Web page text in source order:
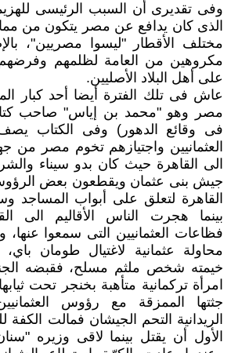
وفى تقديرى أن السبب الرئيسى
الذى كان يدافع عن مصر يتكون من
مختلف الأقطار "ليسوا مصريين"،
مكروهين من العامة لظلمهم
على أهل البلاد الأصليين.
عاش فى تلك الفترة أيضا أحد كبار
مصر وهو "محمد بن إياس" صاحب
فى وقائع الدهور) وفى الكتاب يصف
العثمانيين واجتيازهم تخوم مصر من
الى القاهرة حيث كان بدو سيناء
جيش بنى عثمان ويقطعون بعض
القاهرة لتعلق على أبواب المساجد
بينما هجرت الناس الأقاليم الى
فظاعات العثمانيين التى سمعوا
محاولة عثمانية لاغتيال طومان
خيمته شخص ملثم مسلح، فقبضه
امرأة تركمانية متأهبة بخنجر تحت
جثتها الممزقة مع رؤوس
الريدانية التحم الجيشان فمالت الكفة
الأول أن يقتل بينما لاقى وزيره